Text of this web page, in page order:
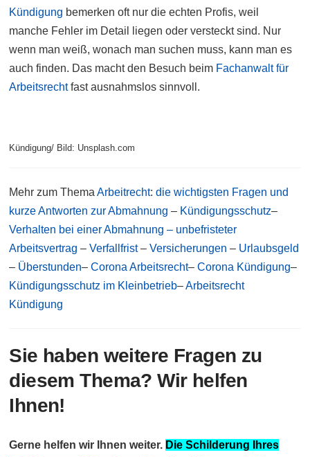
Kündigung bemerken oft nur die echten Profis, weil
manche Fehler im Detail liegen oder versteckt sind. Nur
wenn man weiß, wonach man suchen muss, kann man es
auch finden. Das macht den Besuch beim Fachanwalt für
Arbeitsrechtfast ausnahmslos sinnvoll.
Kündigung/ Bild: Unsplash.com
Mehr zum ThemaArbeitrecht: die wichtigsten Fragen und
kurze Antworten zur Abmahnung – Kündigungsschutz–
Verhalten bei einer Abmahnung – unbefristeter
Arbeitsvertrag –Verfallfrist–Versicherungen – Urlaubsgeld
– Überstunden–Corona Arbeitsrecht–Corona Kündigung–
Kündigungsschutz im Kleinbetrieb–Arbeitsrecht
Kündigung
Sie haben weitere Fragen zu
diesem Thema? Wir helfen
Ihnen!
Gerne helfen wir Ihnen weiter. Die Schilderung Ihres